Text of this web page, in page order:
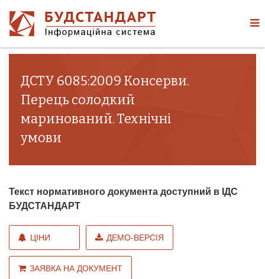
ДСТУ 6085:2009 Консерви.
Перець солодкий
маринований. Технічні
умови
Текст нормативного документа доступний в ІДС
БУДСТАНДАРТ
ЦІНИ ДЕМО-ВЕРСІЯ
ЗАЯВКА НА ДОКУМЕНТ